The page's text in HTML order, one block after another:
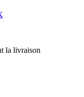
la livraison